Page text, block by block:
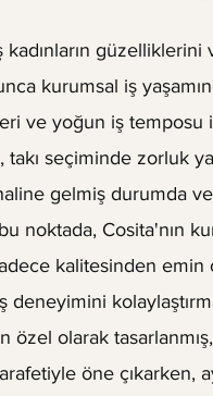
kadınların
kurumsal iş
ve yoğun iş temposu
seçiminde zorluk
gelmiş durumda
noktada, Cosita'nın
kalitesinden emin
özel olarak
öne çıkarken,